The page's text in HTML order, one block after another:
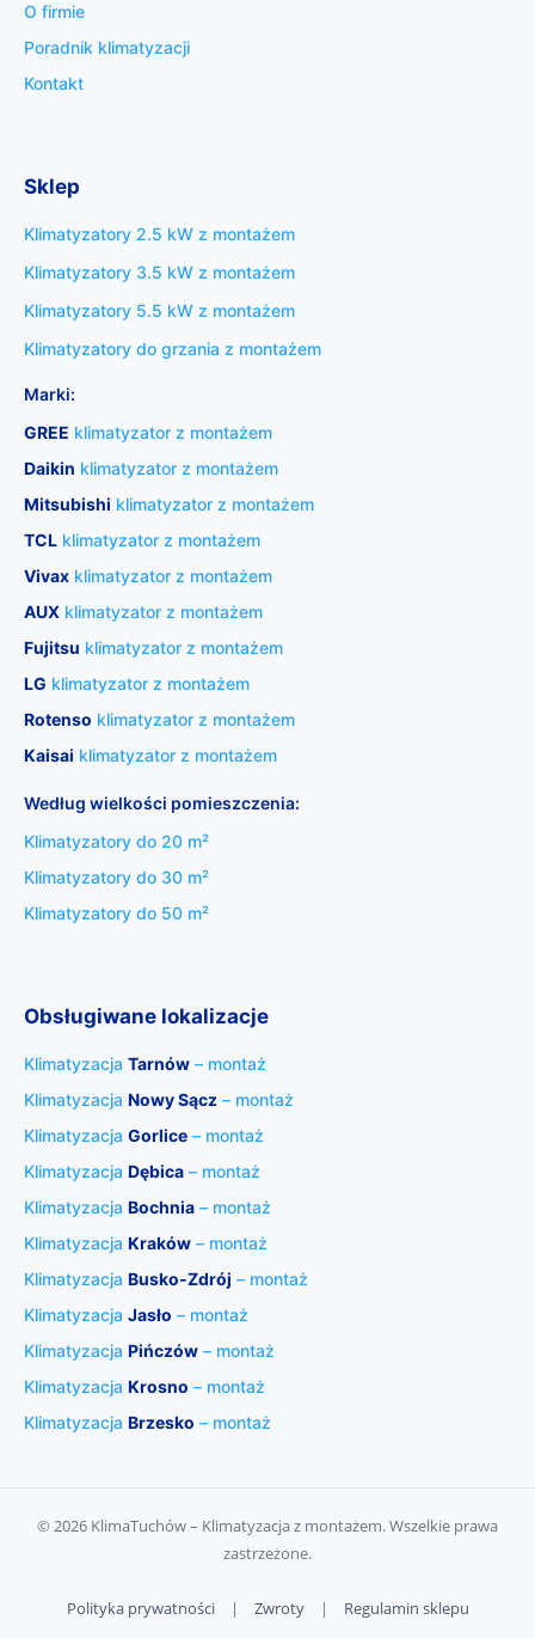
O firmie
Poradnik klimatyzacji
Kontakt
Sklep
Klimatyzatory 2.5 kW z montażem
Klimatyzatory 3.5 kW z montażem
Klimatyzatory 5.5 kW z montażem
Klimatyzatory do grzania z montażem
Marki:
GREE klimatyzator z montażem
Daikin klimatyzator z montażem
Mitsubishi klimatyzator z montażem
TCL klimatyzator z montażem
Vivax klimatyzator z montażem
AUX klimatyzator z montażem
Fujitsu klimatyzator z montażem
LG klimatyzator z montażem
Rotenso klimatyzator z montażem
Kaisai klimatyzator z montażem
Według wielkości pomieszczenia:
Klimatyzatory do 20 m²
Klimatyzatory do 30 m²
Klimatyzatory do 50 m²
Obsługiwane lokalizacje
Klimatyzacja Tarnów – montaż
Klimatyzacja Nowy Sącz – montaż
Klimatyzacja Gorlice – montaż
Klimatyzacja Dębica – montaż
Klimatyzacja Bochnia – montaż
Klimatyzacja Kraków – montaż
Klimatyzacja Busko‑Zdrój – montaż
Klimatyzacja Jasło – montaż
Klimatyzacja Pińczów – montaż
Klimatyzacja Krosno – montaż
Klimatyzacja Brzesko – montaż
© 2026 KlimaTuchów – Klimatyzacja z montażem. Wszelkie prawa
zastrzeżone.
Polityka prywatności | Zwroty | Regulamin sklepu